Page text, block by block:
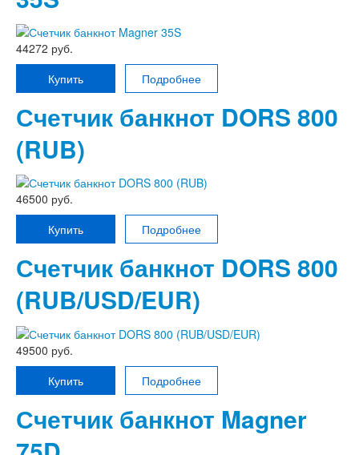
44272 руб.
Купить
Подробнее
Счетчик банкнот DORS 800
(RUB)
46500 руб.
Купить
Подробнее
Счетчик банкнот DORS 800
(RUB/USD/EUR)
49500 руб.
Купить
Подробнее
Счетчик банкнот Magner